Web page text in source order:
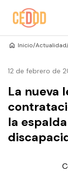
Inicio/Actualidad
12 de febrero de
La nueva
la